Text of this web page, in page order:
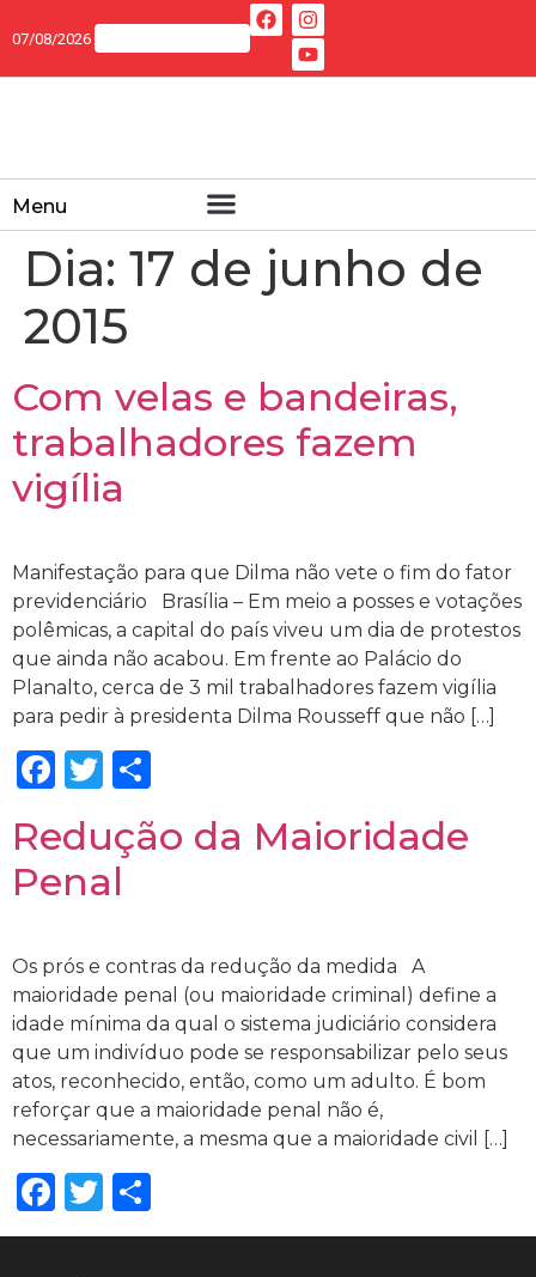
07/08/2026
Menu
Dia: 17 de junho de
2015
Com velas e bandeiras,
trabalhadores fazem
vigília
Manifestação para que Dilma não vete o fim do fator
previdenciário Brasília – Em meio a posses e votações
polêmicas, a capital do país viveu um dia de protestos
que ainda não acabou. Em frente ao Palácio do
Planalto, cerca de 3 mil trabalhadores fazem vigília
para pedir à presidenta Dilma Rousseff que não […]
Facebook
Twitter
Redução da Maioridade
Penal
Os prós e contras da redução da medida A
maioridade penal (ou maioridade criminal) define a
idade mínima da qual o sistema judiciário considera
que um indivíduo pode se responsabilizar pelo seus
atos, reconhecido, então, como um adulto. É bom
reforçar que a maioridade penal não é,
necessariamente, a mesma que a maioridade civil […]
Facebook
Twitter